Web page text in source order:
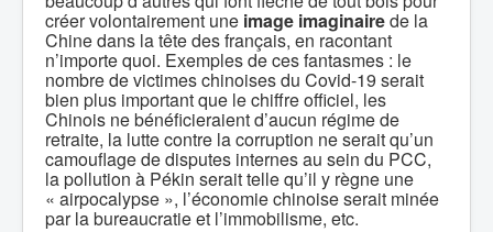
créer volontairement une image imaginairede la
Chine dans la tête des français, en racontant
n’importe quoi. Exemples de ces fantasmes : le
nombre de victimes chinoises du Covid-19 serait
bien plus important que le chiffre officiel, les
Chinois ne bénéficieraient d’aucun régime de
retraite, la lutte contre la corruption ne serait qu’un
camouflage de disputes internes au sein du PCC,
la pollution à Pékin serait telle qu’il y règne une
« airpocalypse », l’économie chinoise serait minée
par la bureaucratie et l’immobilisme, etc.